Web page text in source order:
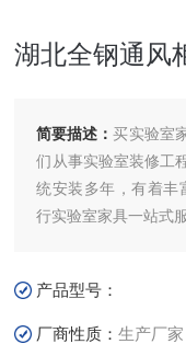
湖北全钢通风
简要描述：买实验室
们从事实验室装修工
统安装多年，有着丰
行实验室家具一站式
产品型号：
厂商性质：生产厂家